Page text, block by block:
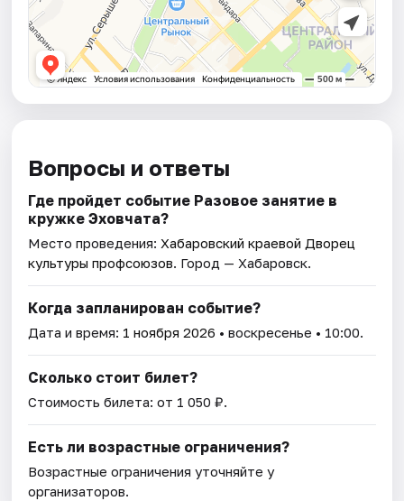
Вопросы и ответы
Где пройдет событие Разовое занятие в
кружке Эховчата?
Место проведения:Хабаровский краевой Дворец
культуры профсоюзов. Город — Хабаровск.
Когда запланирован событие?
Дата и время: 1 ноября 2026 • воскресенье • 10:00.
Сколько стоит билет?
Стоимость билета: от 1 050 ₽.
Есть ли возрастные ограничения?
Возрастные ограничения уточняйте у
организаторов.